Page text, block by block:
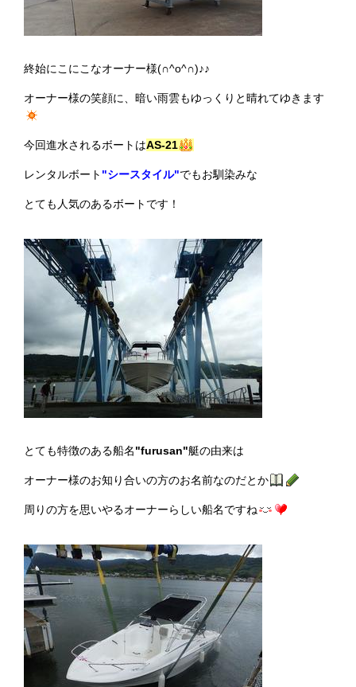
終始にこにこなオーナー様(∩^o^∩)♪♪
オーナー様の笑顔に、暗い雨雲もゆっくりと晴れてゆきます
今回進水されるボートはAS-21
レンタルボート "シースタイル"でもお馴染みな
とても人気のあるボートです！
とても特徴のある船名"furusan"艇の由来は
オーナー様のお知り合いの方のお名前なのだとか
周りの方を思いやるオーナーらしい船名ですね